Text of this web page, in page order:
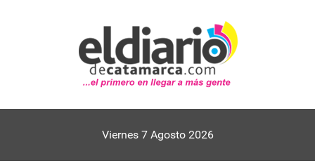
Viernes 7 Agosto 2026